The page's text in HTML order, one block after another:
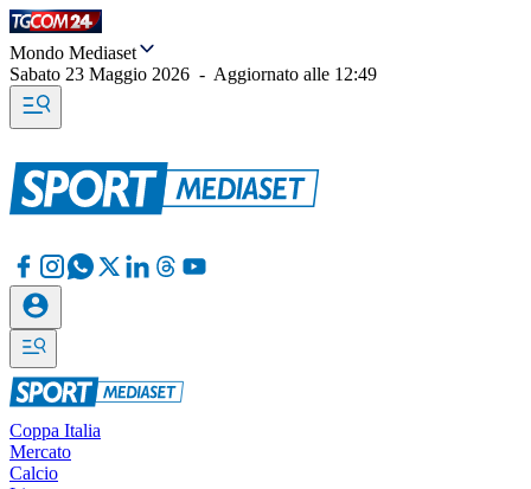
Mondo Mediaset
Sabato 23 Maggio 2026 - Aggiornato alle 12:49
Coppa Italia
Mercato
Calcio